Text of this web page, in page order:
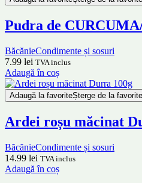
Pudra de
BăcănieCondimente și sosuri
7.99 lei TVA inclus
Adaugă în coș
Adaugă la favoriteȘterge de la favorite
Ardei roșu măcinat
BăcănieCondimente și sosuri
14.99 lei TVA inclus
Adaugă în coș